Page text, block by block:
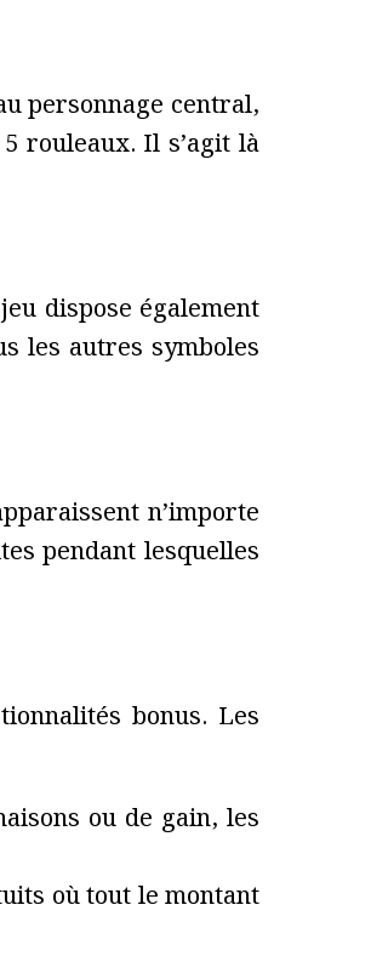
personnage central,
rouleaux. Il s’agit là
dispose également
les autres symboles
n’importe
pendant lesquelles
bonus. Les
ou de gain, les
où tout le montant